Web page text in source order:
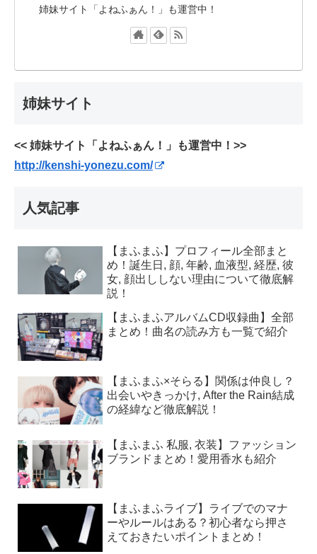
姉妹サイト「よねふぁん！」も運営中！
姉妹サイト
<< 姉妹サイト「よねふぁん！」も運営中！>>
http://kenshi-yonezu.com/
人気記事
【まふまふ】プロフィール全部まと
め！誕生日, 顔, 年齢, 血液型, 経歴, 彼
女, 顔出ししない理由について徹底解
説！
【まふまふアルバムCD収録曲】全部
まとめ！曲名の読み方も一覧で紹介
【まふまふ×そらる】関係は仲良し？
出会いやきっかけ, After the Rain結成
の経緯など徹底解説！
【まふまふ 私服, 衣装】ファッション
ブランドまとめ！愛用香水も紹介
【まふまふライブ】ライブでのマナ
ーやルールはある？初心者なら押さ
えておきたいポイントまとめ！